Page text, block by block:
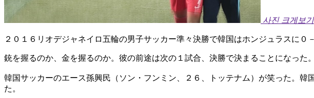
사진 크게보기
２０１６リオデジャネイロ五輪の男子サッカー準々決勝で韓国はホンジュラスに
銃を握るのか、金を握るのか。彼の前途は次の１試合、決勝で決まることになった
韓国サッカーのエース孫興民（ソン・フンミン、２６、トッテナム）が笑った。
た。